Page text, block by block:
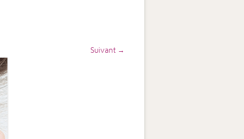
Suivant →